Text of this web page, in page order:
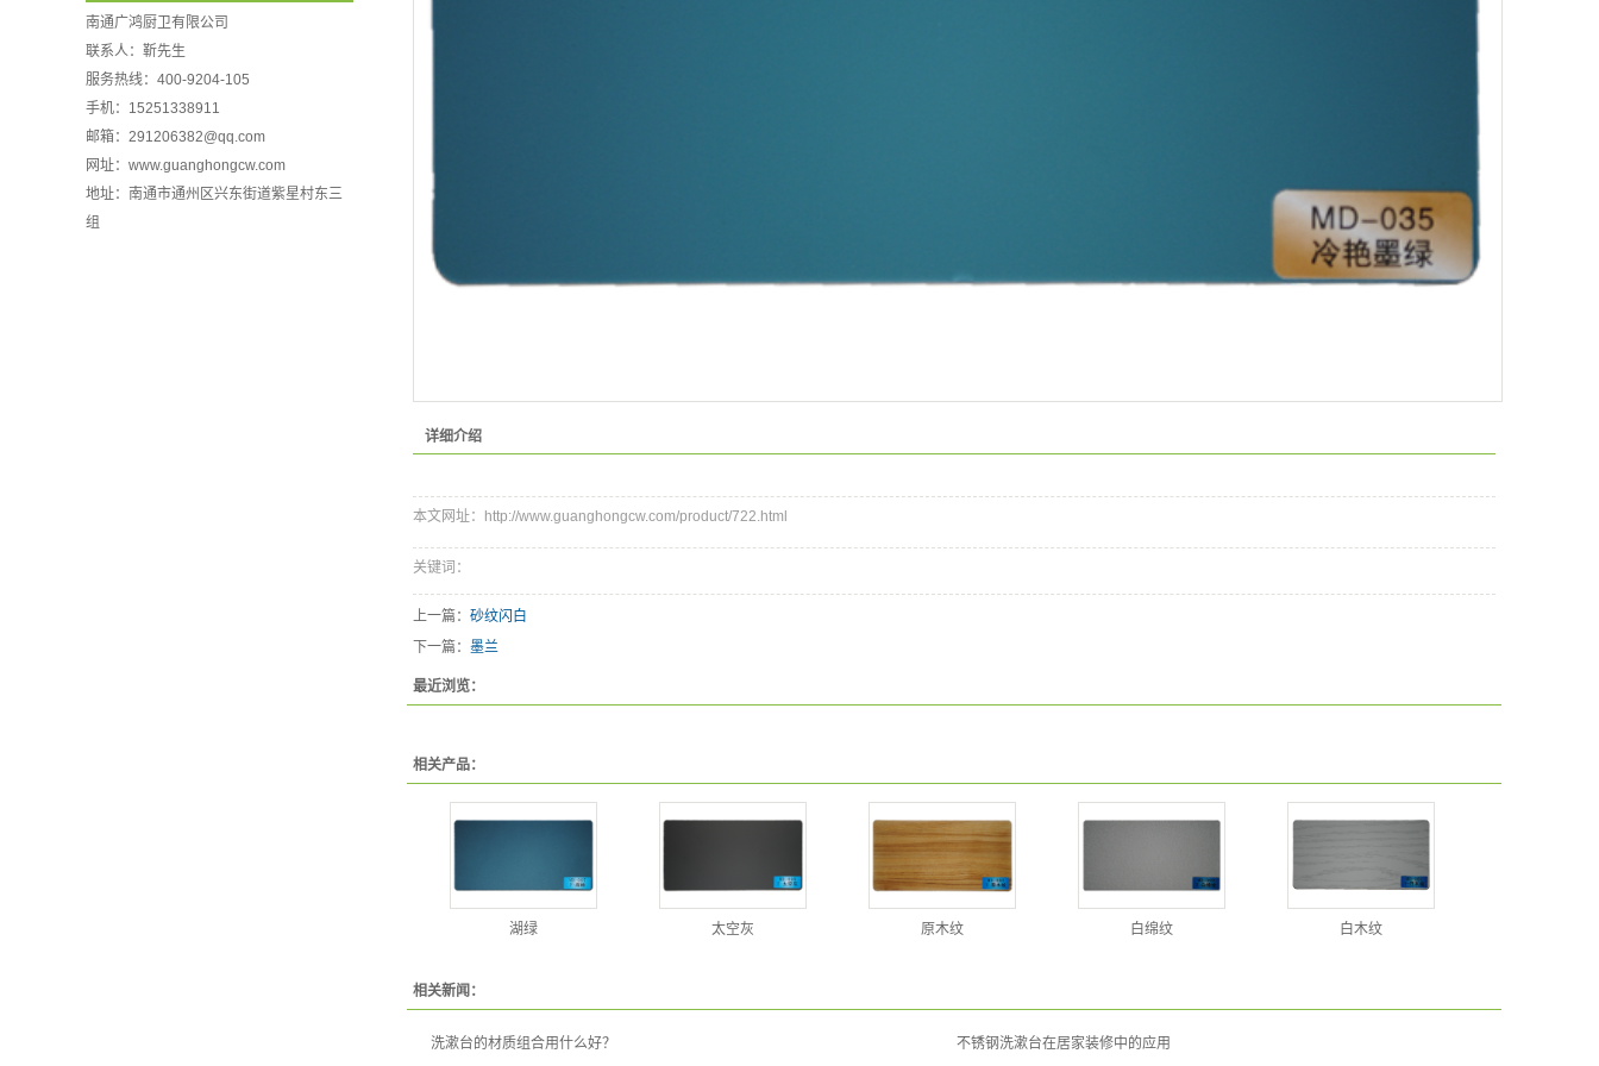
南通广鸿厨卫有限公司
联系人：靳先生
服务热线：400-9204-105
手机：15251338911
邮箱： 291206382@qq.com
网址：www.guanghongcw.com
地址：南通市通州区兴东街道紫星村东三
组
详细介绍
本文网址：http://www.guanghongcw.com/product/722.html
关键词：
上一篇： 砂纹闪白
下一篇： 墨兰
最近浏览：
相关产品：
湖绿 太空灰 原木纹 白绵纹 白木纹
相关新闻：
洗漱台的材质组合用什么好？ 不锈钢洗漱台在居家装修中的应用